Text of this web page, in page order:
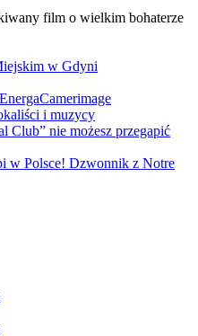
film o wielkim bohaterze
w Gdyni
i muzycy
Club” nie możesz przegapić
w Polsce! Dzwonnik z Notre